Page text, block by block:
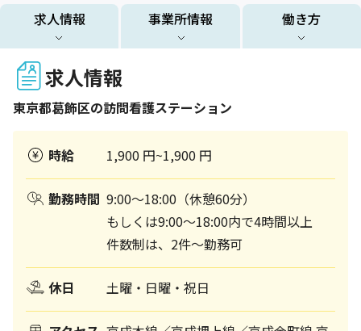
求人情報 事業所情報 働き方
求人情報
東京都葛飾区の訪問看護ステーション
時給 1,900 円~1,900 円
勤務時間 9:00～18:00（休憩60分）
もしくは9:00～18:00内で4時間以上
件数制は、2件～勤務可
休日 土曜・日曜・祝日